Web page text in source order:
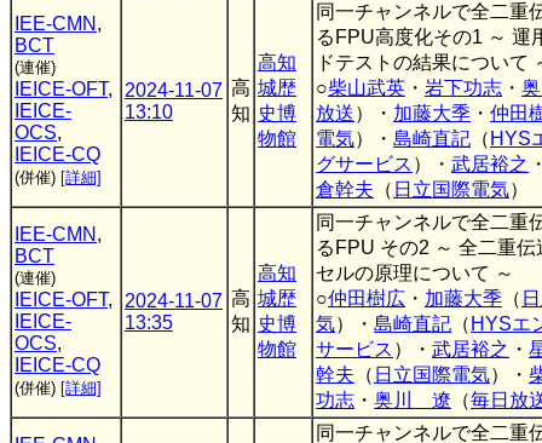
IEE-CMN ,
BCT
(連催)
IEICE-OFT,
IEICE-
OCS,
IEICE-CQ
(併催) [詳細]
2024-11-07
13:10
高
知
高知
城歴
史博
物館
同一チャンネルで全二重
るFPU高度化その1 ～ 運
ドテストの結果について
○柴山武英 ・ 岩下功志 ・
放送）・ 加藤大季 ・ 仲田
電気）・ 島崎直記 （ HYS
グサービス ）・ 武居裕之
倉幹夫 （ 日立国際電気）
IEE-CMN ,
BCT
(連催)
IEICE-OFT,
IEICE-
OCS,
IEICE-CQ
(併催) [詳細]
2024-11-07
13:35
高
知
高知
城歴
史博
物館
同一チャンネルで全二重
るFPU その2 ～ 全二重
セルの原理について ～
○仲田樹広 ・ 加藤大季 （
気）・ 島崎直記 （ HYSエ
サービス ）・ 武居裕之 ・
幹夫 （ 日立国際電気）・
功志 ・ 奥川 遼 （毎日放
同一チャンネルで全二重